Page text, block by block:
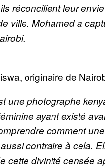
réconcilient leur
ville. Mohamed a
originaire de
une photographe
ayant existé
comment
contraire à cela.
cette divinité censée